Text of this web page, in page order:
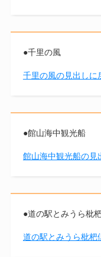
●千里の風
千里の風の見出しに
●館山海中観光船
館山海中観光船の
●道の駅とみうら枇
道の駅とみうら枇